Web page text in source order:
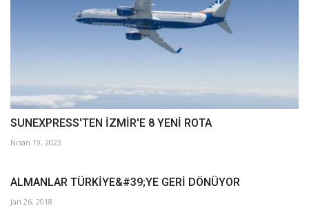
SUNEXPRESS'TEN İZMİR'E 8 YENİ ROTA
Nisan 19, 2023
ALMANLAR TÜRKİYE&#39;YE GERİ DÖNÜYOR
Jan 26, 2018